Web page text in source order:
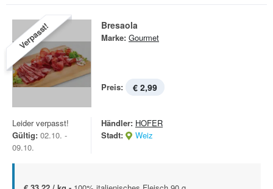
Verpasst! Bresaola
Marke: Gourmet
Preis: € 2,99
Leider verpasst!
Gültig: 02.10. -
09.10.
Händler: HOFER
Stadt:
Weiz